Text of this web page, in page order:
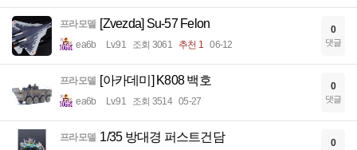
프라모델 [Zvezda] Su-57 Felon
ea6b Lv.91 조회 3061 추천 1 06-12
0
댓글
프라모델 [아카데미] K808 백호
ea6b Lv.91 조회 3514 05-27
0
댓글
프라모델 1/35 방대경 퍼스트건담 0